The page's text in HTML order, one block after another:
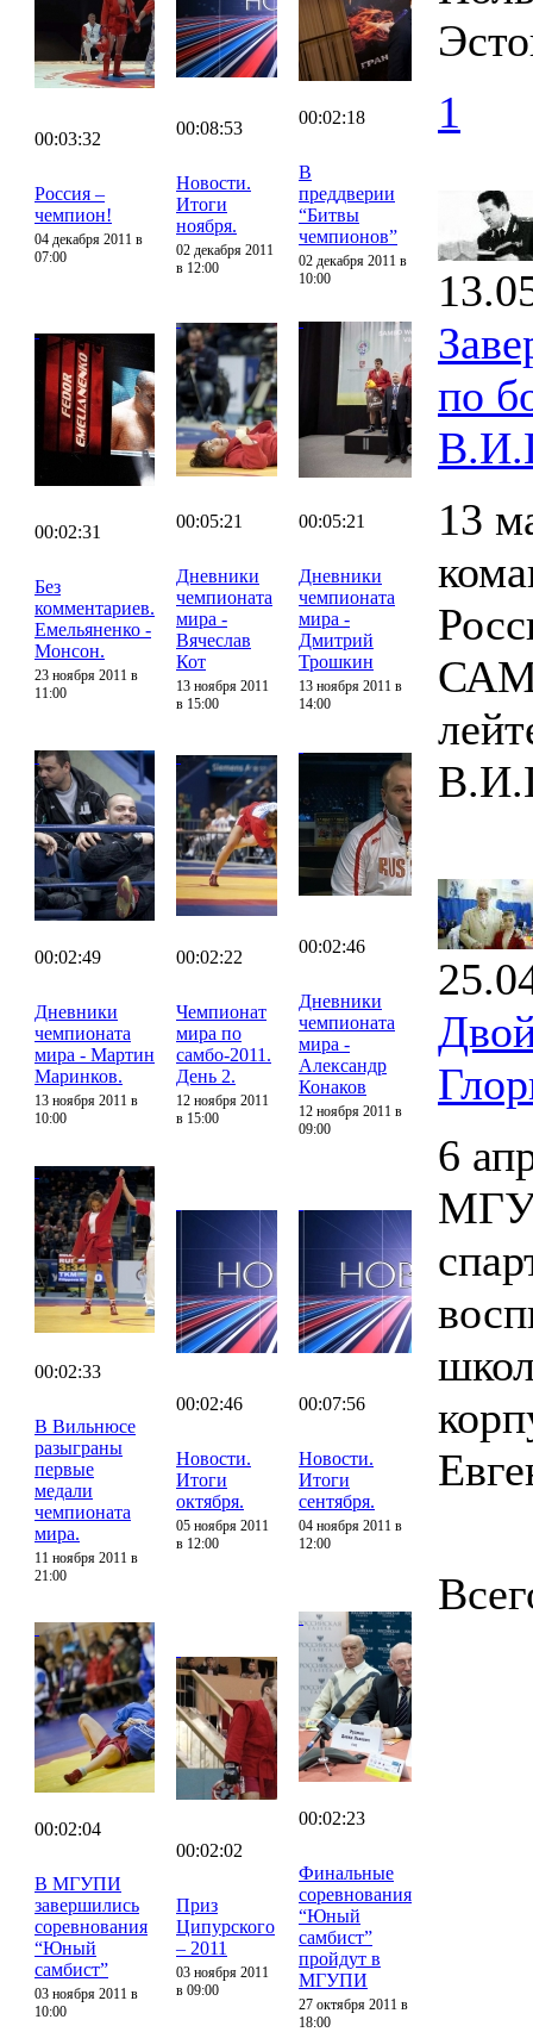
00:03:32
Россия –
чемпион!
04 декабря 2011 в
07:00
00:08:53
Новости.
Итоги
ноября.
02 декабря 2011
в 12:00
00:02:18
В
преддверии
“Битвы
чемпионов”
02 декабря 2011 в
10:00
00:02:31
Без
комментариев.
Емельяненко -
Монсон.
23 ноября 2011 в
11:00
00:05:21
Дневники
чемпионата
мира -
Вячеслав
Кот
13 ноября 2011
в 15:00
00:05:21
Дневники
чемпионата
мира -
Дмитрий
Трошкин
13 ноября 2011 в
14:00
00:02:49
Дневники
чемпионата
мира - Мартин
Маринков.
13 ноября 2011 в
10:00
00:02:22
Чемпионат
мира по
самбо-2011.
День 2.
12 ноября 2011
в 15:00
00:02:46
Дневники
чемпионата
мира -
Александр
Конаков
12 ноября 2011 в
09:00
00:02:33
В Вильнюсе
разыграны
первые
медали
чемпионата
мира.
11 ноября 2011 в
21:00
00:02:46
Новости.
Итоги
октября.
05 ноября 2011
в 12:00
00:07:56
Новости.
Итоги
сентября.
04 ноября 2011 в
12:00
00:02:04
В МГУПИ
завершились
соревнования
“Юный
самбист”
03 ноября 2011 в
10:00
00:02:02
Приз
Ципурского
– 2011
03 ноября 2011
в 09:00
00:02:23
Финальные
соревнования
“Юный
самбист”
пройдут в
МГУПИ
27 октября 2011 в
18:00
1
по
13
6